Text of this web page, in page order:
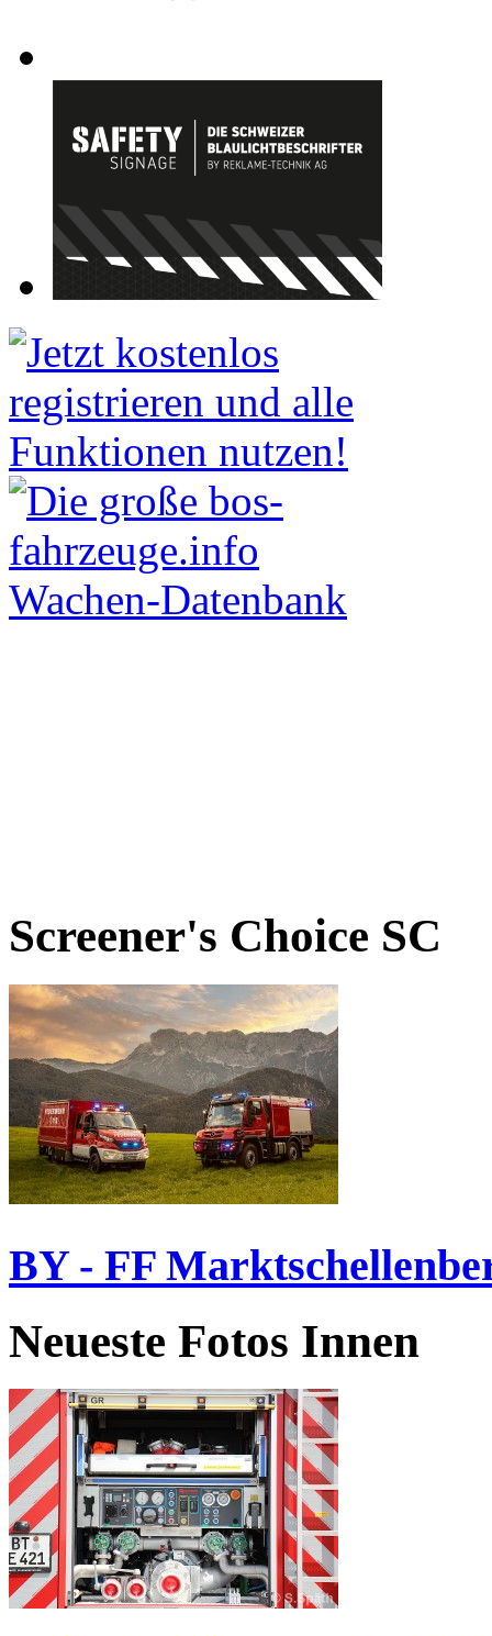
Screener's Choice SC
BY - FF
Neueste Fotos Innen